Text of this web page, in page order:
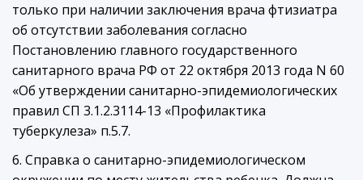
только при наличии заключения врача фтизиатра
об отсутствии заболевания согласно
Постановлению главного государственного
санитарного врача РФ от 22 октября 2013 года N 60
«Об утверждении санитарно-эпидемиологических
правил СП 3.1.2.3114-13 «Профилактика
туберкулеза» п.5.7.
6. Справка о санитарно-эпидемиологическом